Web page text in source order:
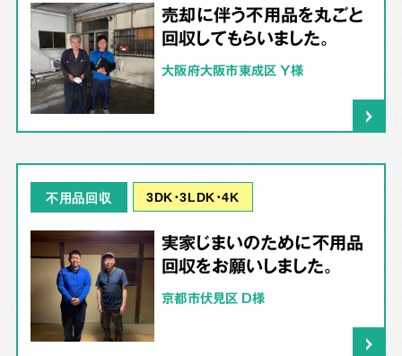
売却に伴う不用品を丸ごと
回収してもらいました。
大阪府大阪市東成区 Y様
不用品回収 3DK･3LDK･4K
実家じまいのために不用品
回収をお願いしました。
京都市伏見区 D様